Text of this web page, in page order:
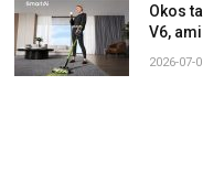
Okos
V6,
2026-07-